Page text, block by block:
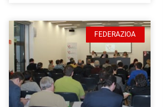
FEDERAZIOA